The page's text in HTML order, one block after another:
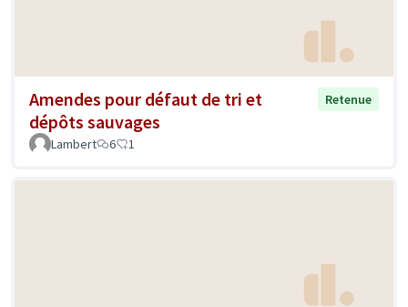
Amendes pour défaut de tri et
dépôts sauvages
Retenue
Lambert 6 1